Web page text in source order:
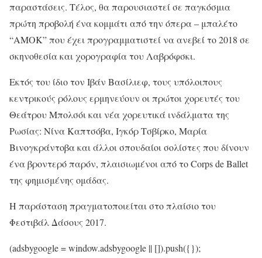
παραστάσεις. Τέλος, θα παρουσιαστεί σε παγκόσμια
πρώτη προβολή ένα κομμάτι από την όπερα – μπαλέτο
“ΑΜΟΚ” που έχει προγραμματιστεί να ανεβεί το 2018 σε
σκηνοθεσία και χορογραφία του Λαβρόφσκι.
Εκτός του ίδιο τον Ιβάν Βασίλιεφ, τους υπόλοιπους
κεντρικούς ρόλους ερμηνεύουν οι πρώτοι χορευτές του
Θεάτρου Μπολσόι και νέα χορευτικά ινδάλματα της
Ρωσίας: Νίνα Καπτσόβα, Ιγκόρ Τσβίρκο, Μαρία
Βινογκράντοβα και άλλοι σπουδαίοι σολίστες που δίνουν
ένα βροντερό παρόν, πλαισιωμένοι από το Corps de Ballet
της φημισμένης ομάδας.
Η παράσταση πραγματοποιείται στο πλαίσιο του
Φεστιβάλ Δάσους 2017.
(adsbygoogle = window.adsbygoogle || []).push({});